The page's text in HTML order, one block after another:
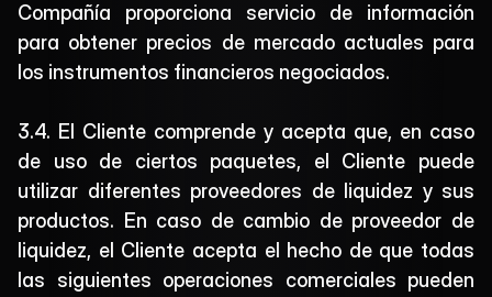
Compañía proporciona servicio de información
para obtener precios de mercado actuales para
los instrumentos financieros negociados.
3.4. El Cliente comprende y acepta que, en caso
de uso de ciertos paquetes, el Cliente puede
utilizar diferentes proveedores de liquidez y sus
productos. En caso de cambio de proveedor de
liquidez, el Cliente acepta el hecho de que todas
las siguientes operaciones comerciales pueden